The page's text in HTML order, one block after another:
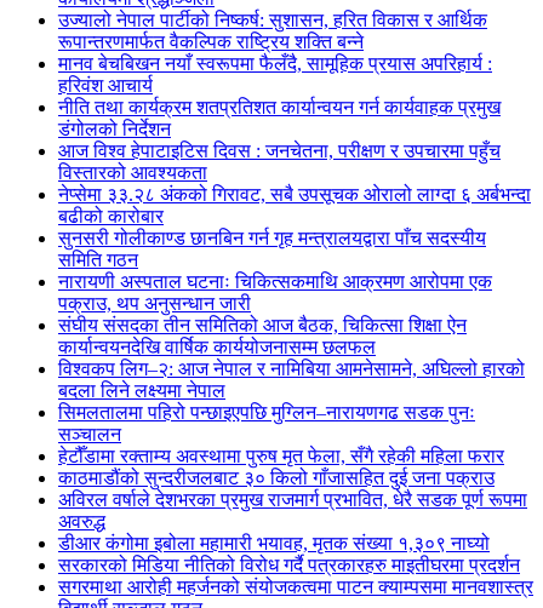
उज्यालो नेपाल पार्टीको निष्कर्ष: सुशासन, हरित विकास र आर्थिक
रूपान्तरणमार्फत वैकल्पिक राष्ट्रिय शक्ति बन्ने
मानव बेचबिखन नयाँ स्वरूपमा फैलँदै, सामूहिक प्रयास अपरिहार्य :
हरिवंश आचार्य
नीति तथा कार्यक्रम शतप्रतिशत कार्यान्वयन गर्न कार्यवाहक प्रमुख
डंगोलको निर्देशन
आज विश्व हेपाटाइटिस दिवस : जनचेतना, परीक्षण र उपचारमा पहुँच
विस्तारको आवश्यकता
नेप्सेमा ३३.२८ अंकको गिरावट, सबै उपसूचक ओरालो लाग्दा ६ अर्बभन्दा
बढीको कारोबार
सुनसरी गोलीकाण्ड छानबिन गर्न गृह मन्त्रालयद्वारा पाँच सदस्यीय
समिति गठन
नारायणी अस्पताल घटनाः चिकित्सकमाथि आक्रमण आरोपमा एक
पक्राउ, थप अनुसन्धान जारी
संघीय संसदका तीन समितिको आज बैठक, चिकित्सा शिक्षा ऐन
कार्यान्वयनदेखि वार्षिक कार्ययोजनासम्म छलफल
विश्वकप लिग–२: आज नेपाल र नामिबिया आमनेसामने, अघिल्लो हारको
बदला लिने लक्ष्यमा नेपाल
सिमलतालमा पहिरो पन्छाइएपछि मुग्लिन–नारायणगढ सडक पुनः
सञ्चालन
हेटौँडामा रक्ताम्य अवस्थामा पुरुष मृत फेला, सँगै रहेकी महिला फरार
काठमाडौंको सुन्दरीजलबाट ३० किलो गाँजासहित दुई जना पक्राउ
अविरल वर्षाले देशभरका प्रमुख राजमार्ग प्रभावित, धेरै सडक पूर्ण रूपमा
अवरुद्ध
डीआर कंगोमा इबोला महामारी भयावह, मृतक संख्या १,३०९ नाघ्यो
सरकारको मिडिया नीतिको विरोध गर्दै पत्रकारहरु माइतीघरमा प्रदर्शन
सगरमाथा आरोही महर्जनको संयोजकत्वमा पाटन क्याम्पसमा मानवशास्त्र